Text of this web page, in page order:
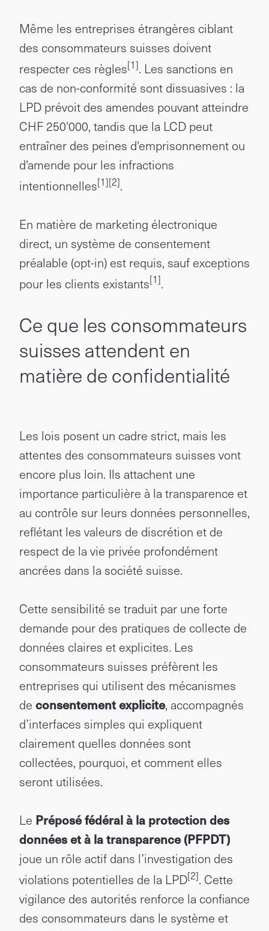
Même les entreprises étrangères ciblant
des consommateurs suisses doivent
respecter ces règles[1]. Les sanctions en
cas de non-conformité sont dissuasives : la
LPD prévoit des amendes pouvant atteindre
CHF 250'000, tandis que la LCD peut
entraîner des peines d'emprisonnement ou
d'amende pour les infractions
intentionnelles[1][2].
En matière de marketing électronique
direct, un système de consentement
préalable (opt-in) est requis, sauf exceptions
pour les clients existants[1].
Ce que les consommateurs
suisses attendent en
matière de confidentialité
Les lois posent un cadre strict, mais les
attentes des consommateurs suisses vont
encore plus loin. Ils attachent une
importance particulière à la transparence et
au contrôle sur leurs données personnelles,
reflétant les valeurs de discrétion et de
respect de la vie privée profondément
ancrées dans la société suisse.
Cette sensibilité se traduit par une forte
demande pour des pratiques de collecte de
données claires et explicites. Les
consommateurs suisses préfèrent les
entreprises qui utilisent des mécanismes
de consentement explicite, accompagnés
d’interfaces simples qui expliquent
clairement quelles données sont
collectées, pourquoi, et comment elles
seront utilisées.
Le Préposé fédéral à la protection des
données et à la transparence (PFPDT)
joue un rôle actif dans l’investigation des
violations potentielles de la LPD[2]. Cette
vigilance des autorités renforce la confiance
des consommateurs dans le système et